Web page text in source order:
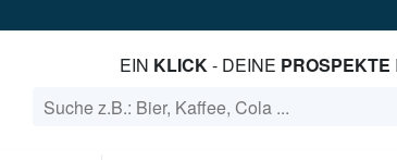
EIN KLICK- DEINE PROSPEKTE